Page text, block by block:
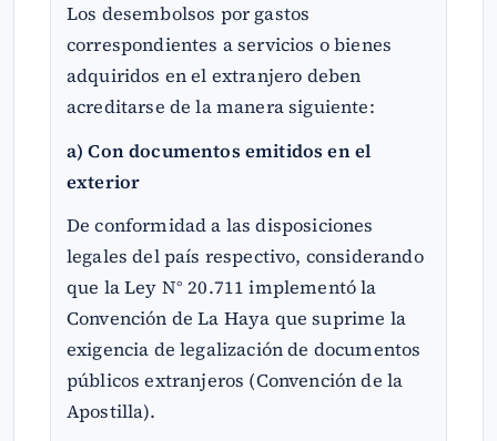
Los desembolsos por gastos
correspondientes a servicios o bienes
adquiridos en el extranjero deben
acreditarse de la manera siguiente:
a) Con documentos emitidos en el
exterior
De conformidad a las disposiciones
legales del país respectivo, considerando
que la Ley N° 20.711 implementó la
Convención de La Haya que suprime la
exigencia de legalización de documentos
públicos extranjeros (Convención de la
Apostilla).